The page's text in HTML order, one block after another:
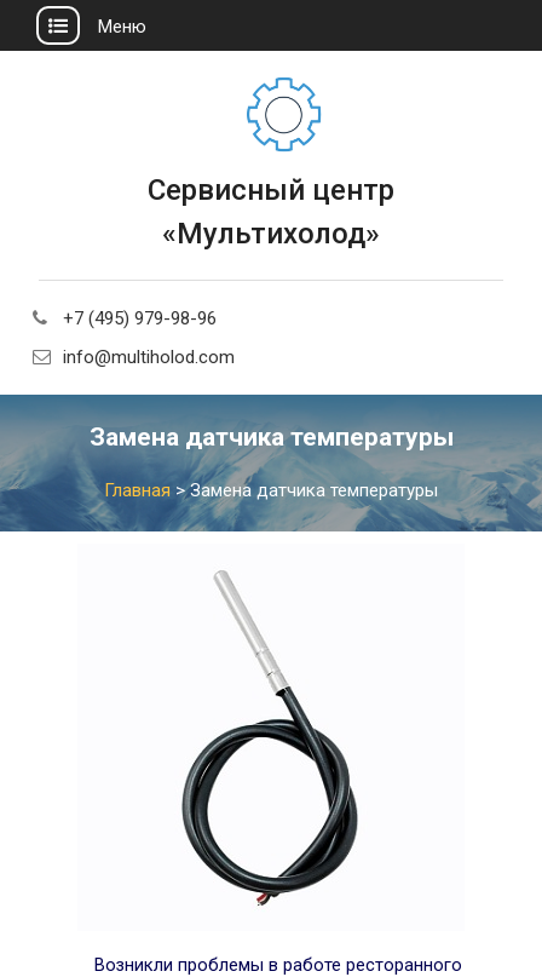
Меню
Сервисный центр
«Мультихолод»
+7 (495) 979-98-96
info@multiholod.com
Замена датчика температуры
Главная >Замена датчика температуры
Возникли проблемы в работе ресторанного